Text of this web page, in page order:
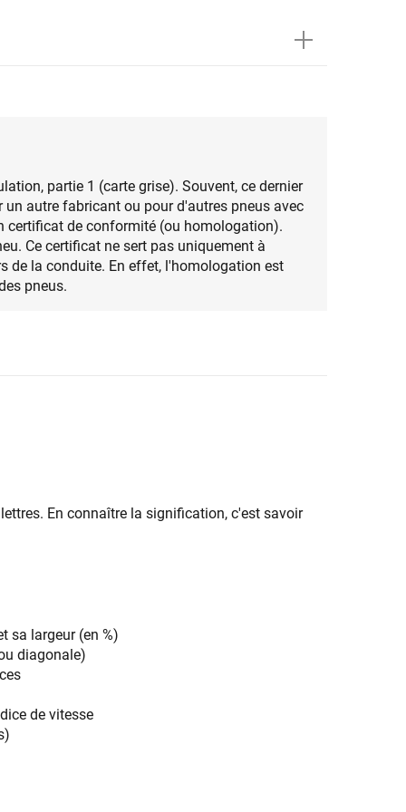
partie 1 (carte grise). Souvent, ce dernier
autre fabricant ou pour d'autres pneus avec
certificat de conformité (ou homologation).
Ce certificat ne sert pas uniquement à
de la conduite. En effet, l'homologation est
pneus.
En connaître la signification, c'est savoir
sa largeur (en %)
diagonale)
de vitesse